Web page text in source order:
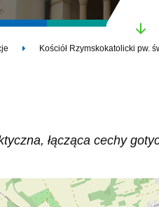
łącząca cechy